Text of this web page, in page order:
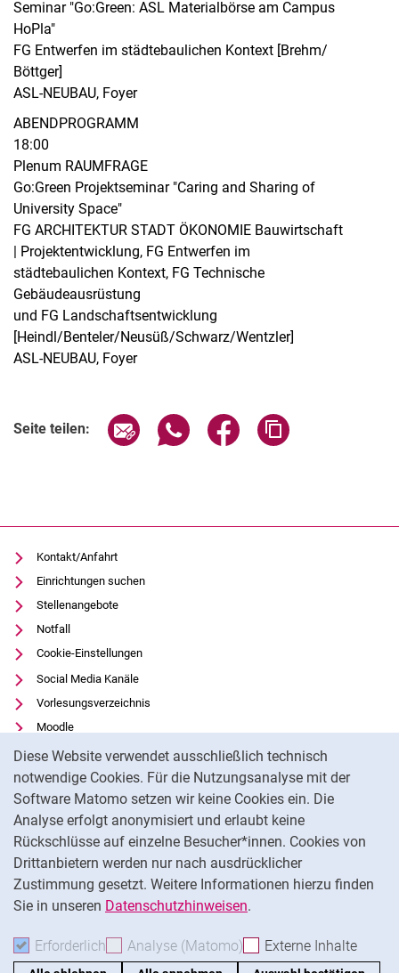
Diese Website verwendet ausschließlich technisch
notwendige Cookies. Für die Nutzungsanalyse mit der
Software Matomo setzen wir keine Cookies ein. Die
Analyse erfolgt anonymisiert und erlaubt keine
Rückschlüsse auf einzelne Besucher*innen. Cookies von
Drittanbietern werden nur nach ausdrücklicher
Zustimmung gesetzt. Weitere Informationen hierzu finden
Sie in unseren Datenschutzhinweisen.
Erforderlich Erforderliche Cookies akzeptieren
Analyse (Matomo) Analyse-Cookies
Externe Inhalte
Seminar "Go:Green: ASL Materialbörse am Campus
HoPla"
FG Entwerfen im städtebaulichen Kontext [Brehm/
Böttger]
ASL-NEUBAU, Foyer
ABENDPROGRAMM
18:00
Plenum RAUMFRAGE
Go:Green Projektseminar "Caring and Sharing of
University Space"
FG ARCHITEKTUR STADT ÖKONOMIE Bauwirtschaft
| Projektentwicklung, FG Entwerfen im
städtebaulichen Kontext, FG Technische
Gebäudeausrüstung
und FG Landschaftsentwicklung
[Heindl/Benteler/Neusüß/Schwarz/Wentzler]
ASL-NEUBAU, Foyer
Seite teilen: Seite über E-Mail teilen
Seite über WhatsApp teilen
Seite über Facebook
Kontakt/Anfahrt
Einrichtungen suchen
Stellenangebote
Notfall
Cookie-Einstellungen
Social Media Kanäle
Vorlesungsverzeichnis
Moodle
Panopto
Universitätsbibliothek
Datenschutz
Barrierefreiheit
Transparenter KI-Einsatz